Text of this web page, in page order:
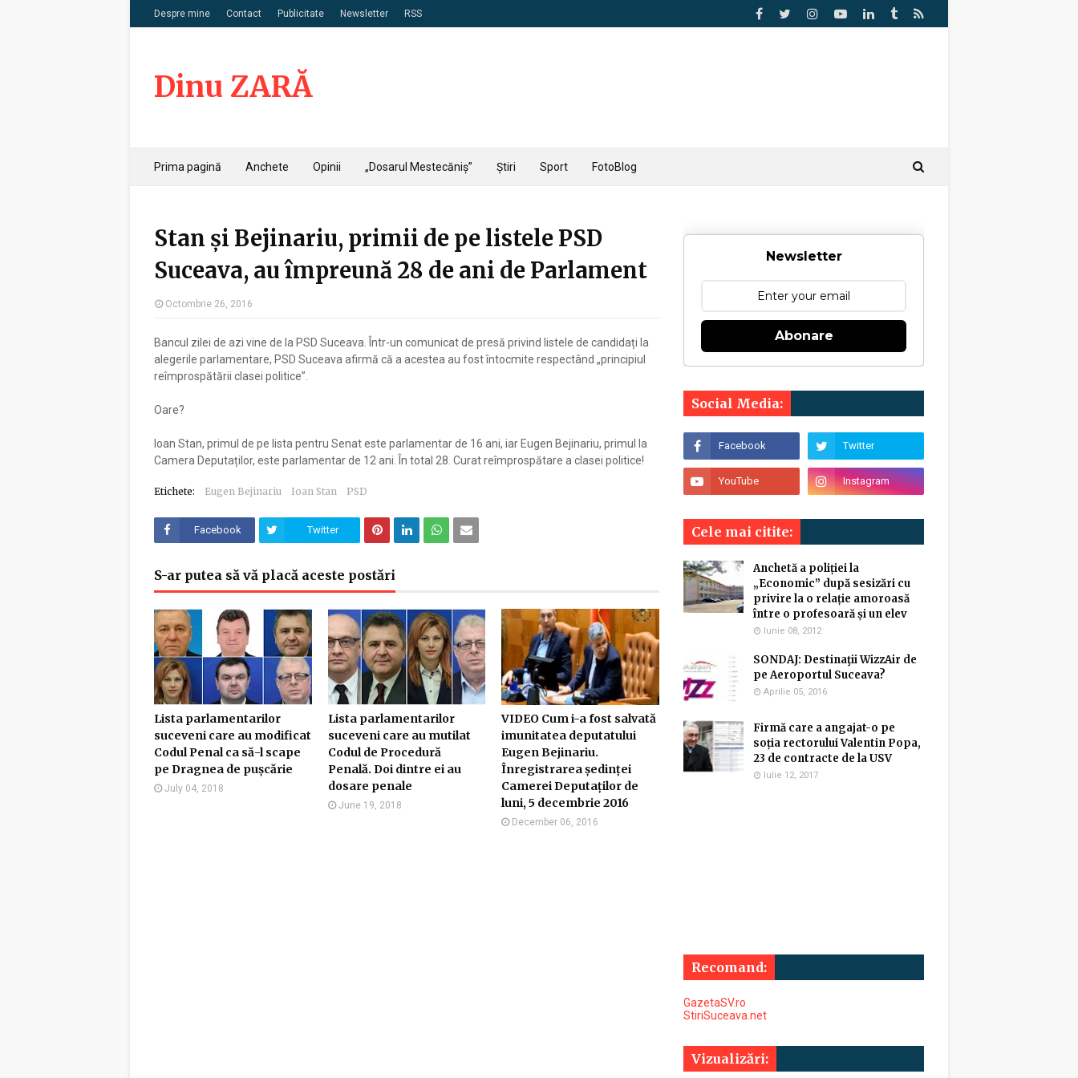
Despre mine Contact Publicitate Newsletter RSS
Dinu ZARĂ
Prima pagină Anchete Opinii „Dosarul Mestecăniș” Știri Sport FotoBlog
Stan și Bejinariu, primii de pe listele PSD
Suceava, au împreună 28 de ani de Parlament
Octombrie 26, 2016
Bancul zilei de azi vine de la PSD Suceava. Într-un comunicat de presă privind listele de candidați la
alegerile parlamentare, PSD Suceava afirmă că a acestea au fost întocmite respectând „principiul
reîmprospătării clasei politice”.
Oare?
Ioan Stan, primul de pe lista pentru Senat este parlamentar de 16 ani, iar Eugen Bejinariu, primul la
Camera Deputaților, este parlamentar de 12 ani. În total 28. Curat reîmprospătare a clasei politice!
Etichete: Eugen Bejinariu Ioan Stan PSD
Facebook Twitter
S-ar putea să vă placă aceste postări
Lista parlamentarilor
suceveni care au modificat
Codul Penal ca să-l scape
pe Dragnea de pușcărie
July 04, 2018
Lista parlamentarilor
suceveni care au mutilat
Codul de Procedură
Penală. Doi dintre ei au
dosare penale
June 19, 2018
VIDEO Cum i-a fost salvată
imunitatea deputatului
Eugen Bejinariu.
Înregistrarea ședinței
Camerei Deputaților de
luni, 5 decembrie 2016
December 06, 2016
Newsletter
Abonare
Social Media:
Cele mai citite:
Anchetă a poliției la
„Economic” după sesizări cu
privire la o relație amoroasă
între o profesoară și un elev
Iunie 08, 2012
SONDAJ: Destinaţii WizzAir de
pe Aeroportul Suceava?
Aprilie 05, 2016
Firmă care a angajat-o pe
soția rectorului Valentin Popa,
23 de contracte de la USV
Iulie 12, 2017
Recomand:
GazetaSV.ro
StiriSuceava.net
Vizualizări: